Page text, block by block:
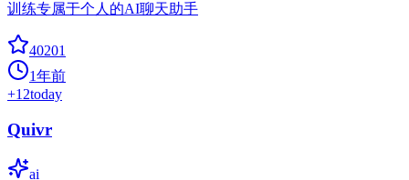
训练专属于个人的AI聊天助手
40201
1年前
+12today
Quivr
ai